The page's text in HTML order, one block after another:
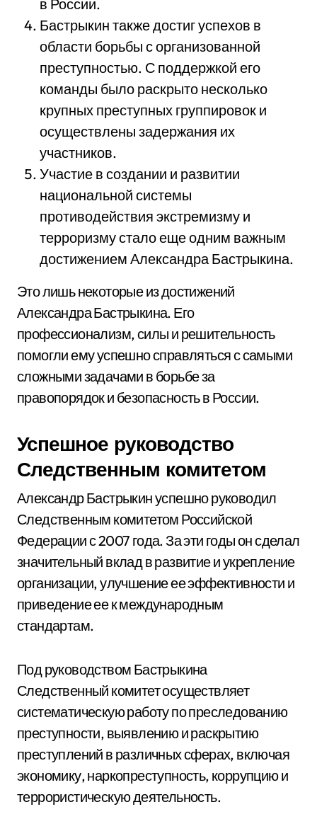
в России.
Бастрыкин также достиг успехов в
области борьбы с организованной
преступностью. С поддержкой его
команды было раскрыто несколько
крупных преступных группировок и
осуществлены задержания их
участников.
Участие в создании и развитии
национальной системы
противодействия экстремизму и
терроризму стало еще одним важным
достижением Александра Бастрыкина.
Это лишь некоторые из достижений
Александра Бастрыкина. Его
профессионализм, силы и решительность
помогли ему успешно справляться с самыми
сложными задачами в борьбе за
правопорядок и безопасность в России.
Успешное руководство
Следственным комитетом
Александр Бастрыкин успешно руководил
Следственным комитетом Российской
Федерации с 2007 года. За эти годы он сделал
значительный вклад в развитие и укрепление
организации, улучшение ее эффективности и
приведение ее к международным
стандартам.
Под руководством Бастрыкина
Следственный комитет осуществляет
систематическую работу по преследованию
преступности, выявлению и раскрытию
преступлений в различных сферах, включая
экономику, наркопреступность, коррупцию и
террористическую деятельность.